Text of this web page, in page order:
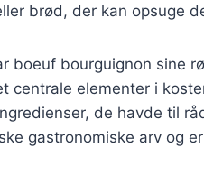
brød, der kan opsuge
boeuf bourguignon sine
centrale elementer i
de havde til
gastronomiske arv og